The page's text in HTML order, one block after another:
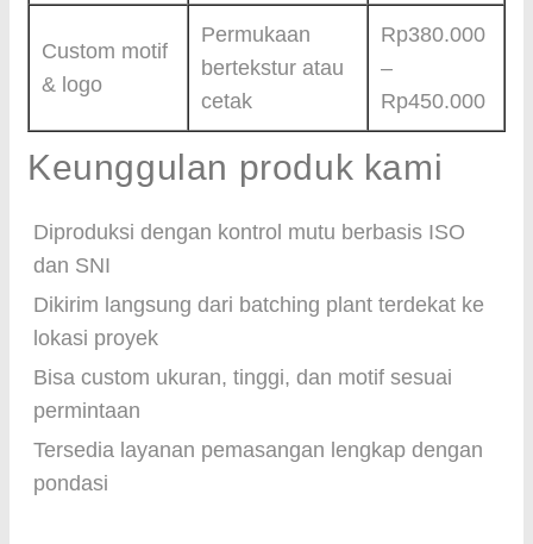
Custom motif
& logo
Permukaan
bertekstur atau
cetak
Rp380.000
–
Rp450.000
Keunggulan produk kami
Diproduksi dengan kontrol mutu berbasis ISO
dan SNI
Dikirim langsung dari batching plant terdekat ke
lokasi proyek
Bisa custom ukuran, tinggi, dan motif sesuai
permintaan
Tersedia layanan pemasangan lengkap dengan
pondasi